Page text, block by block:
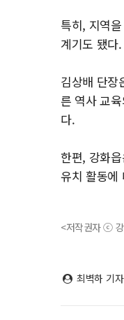
특히, 지역
계기도 됐다.
김상배 단장
른 역사 교
다.
한편, 강화
유치 활동에
<저작권자 ⓒ
최벽하 기자